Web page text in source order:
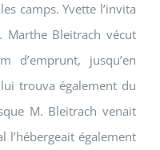
camps. Yvette l’invita
Marthe Bleitrach vécut
d’emprunt, jusqu’en
trouva également du
M. Bleitrach venait
l’hébergeait également